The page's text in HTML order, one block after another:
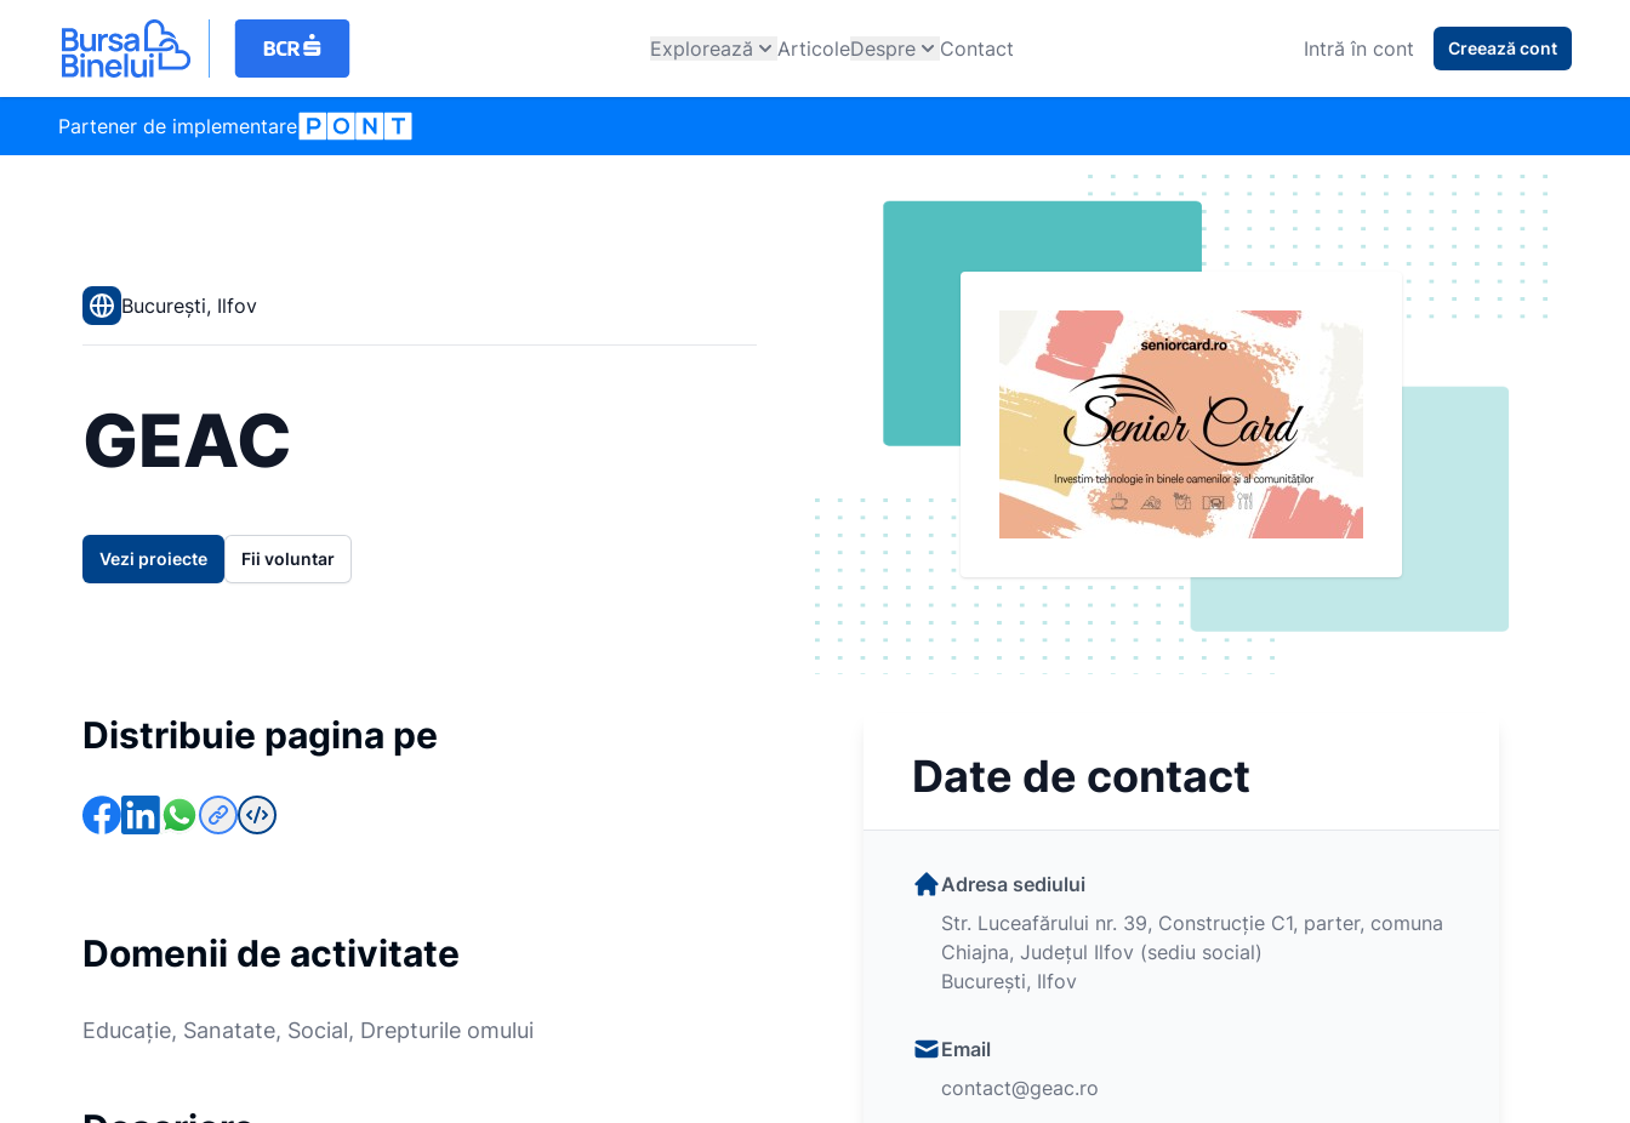
Explorează ArticoleDespre Contact Intră în cont Creează cont
Partener de implementare
București, Ilfov
GEAC
Vezi proiecte Fii voluntar
Distribuie pagina pe
Domenii de activitate
Educație, Sanatate, Social, Drepturile omului
Date de contact
Adresa sediului
Str. Luceafărului nr. 39, Construcție C1, parter, comuna
Chiajna, Județul Ilfov (sediu social)
București, Ilfov
Email
contact@geac.ro